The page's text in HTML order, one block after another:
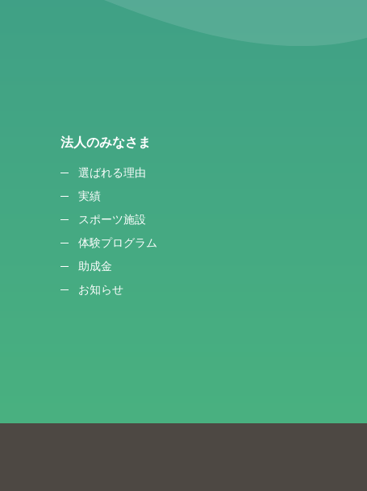
法人のみなさま
選ばれる理由
実績
スポーツ施設
体験プログラム
助成金
お知らせ